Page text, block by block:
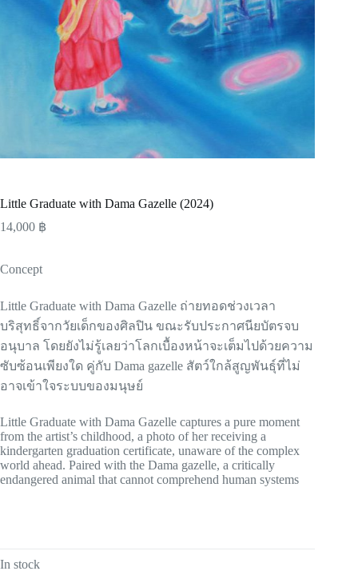
Little Graduate with Dama Gazelle (2024)
14,000 ฿
Concept
Little Graduate with Dama Gazelle ถ่ายทอดช่วงเวลา
บริสุทธิ์จากวัยเด็กของศิลปิน ขณะรับประกาศนียบัตรจบ
อนุบาล โดยยังไม่รู้เลยว่าโลกเบื้องหน้าจะเต็มไปด้วยความ
ซับซ้อนเพียงใด คู่กับ Dama gazelle สัตว์ใกล้สูญพันธุ์ที่ไม่
อาจเข้าใจระบบของมนุษย์
Little Graduate with Dama Gazelle captures a pure moment
from the artist’s childhood, a photo of her receiving a
kindergarten graduation certificate, unaware of the complex
world ahead. Paired with the Dama gazelle, a critically
endangered animal that cannot comprehend human systems
In stock